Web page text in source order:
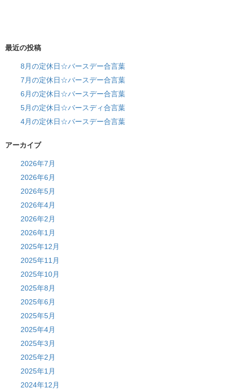
最近の投稿
8月の定休日☆バースデー合言葉
7月の定休日☆バースデー合言葉
6月の定休日☆バースデー合言葉
5月の定休日☆バースディ合言葉
4月の定休日☆バースデー合言葉
アーカイブ
2026年7月
2026年6月
2026年5月
2026年4月
2026年2月
2026年1月
2025年12月
2025年11月
2025年10月
2025年8月
2025年6月
2025年5月
2025年4月
2025年3月
2025年2月
2025年1月
2024年12月